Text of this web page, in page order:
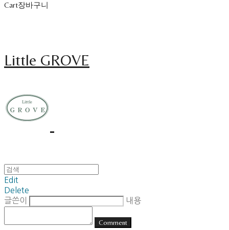
Cart장바구니
Little GROVE
Edit
Delete
글쓴이
내용
Comment